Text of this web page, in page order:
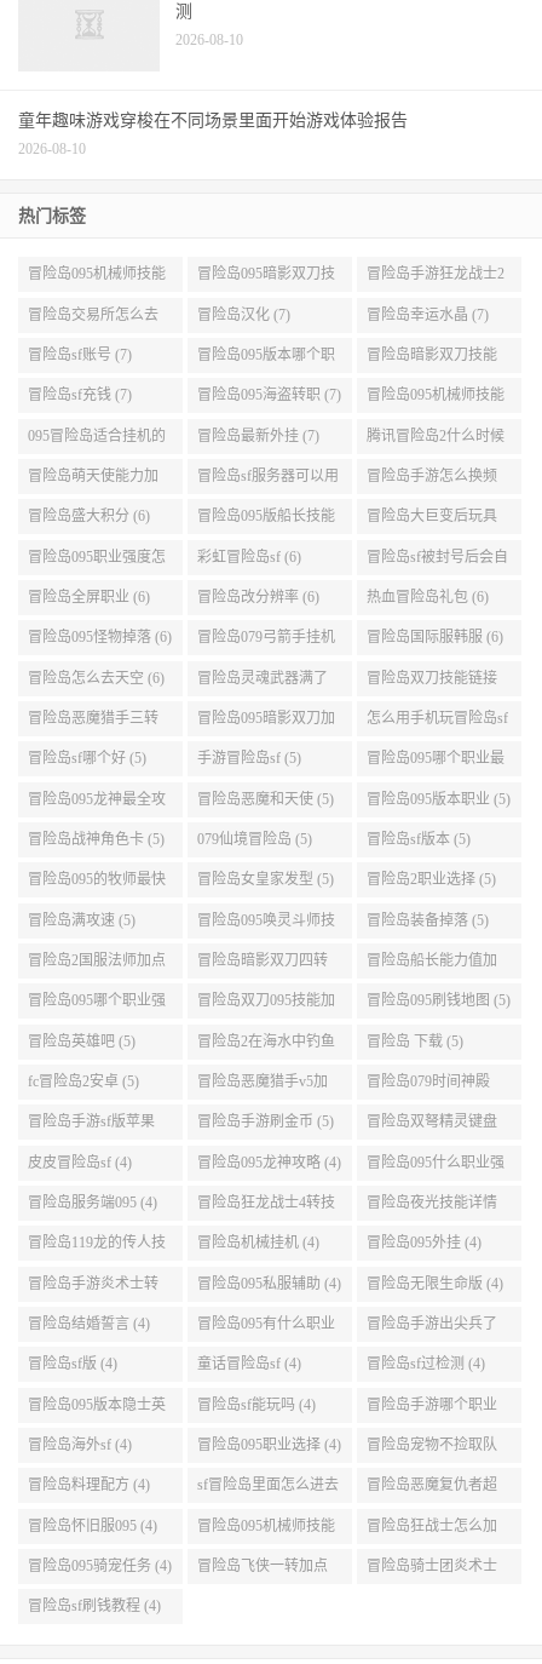
测
2026-08-10
童年趣味游戏穿梭在不同场景里面开始游戏体验报告
2026-08-10
热门标签
冒险岛095机械师技能
展示 (9)
冒险岛095暗影双刀技
能加点 (9)
冒险岛手游狂龙战士2
转 (9)
冒险岛交易所怎么去
(8)
冒险岛汉化 (7) 冒险岛幸运水晶 (7)
冒险岛sf账号 (7) 冒险岛095版本哪个职
业段数高些 (7)
冒险岛暗影双刀技能
加点095版本 (7)
冒险岛sf充钱 (7) 冒险岛095海盗转职 (7) 冒险岛095机械师技能
演示 (7)
095冒险岛适合挂机的
地图 (7)
冒险岛最新外挂 (7) 腾讯冒险岛2什么时候
公测 (7)
冒险岛萌天使能力加
点 (6)
冒险岛sf服务器可以用
自己电脑 (6)
冒险岛手游怎么换频
道 (6)
冒险岛盛大积分 (6) 冒险岛095版船长技能
介绍 (6)
冒险岛大巨变后玩具
城组队任务 (6)
冒险岛095职业强度怎
么选 (6)
彩虹冒险岛sf (6) 冒险岛sf被封号后会自
动关闭电脑 (6)
冒险岛全屏职业 (6) 冒险岛改分辨率 (6) 热血冒险岛礼包 (6)
冒险岛095怪物掉落 (6) 冒险岛079弓箭手挂机
升级的地方 (6)
冒险岛国际服韩服 (6)
冒险岛怎么去天空 (6) 冒险岛灵魂武器满了
(6)
冒险岛双刀技能链接
(5)
冒险岛恶魔猎手三转
技能加点顺序 (5)
冒险岛095暗影双刀加
点 (5)
怎么用手机玩冒险岛sf
(5)
冒险岛sf哪个好 (5) 手游冒险岛sf (5) 冒险岛095哪个职业最
好 (5)
冒险岛095龙神最全攻
略 (5)
冒险岛恶魔和天使 (5) 冒险岛095版本职业 (5)
冒险岛战神角色卡 (5) 079仙境冒险岛 (5) 冒险岛sf版本 (5)
冒险岛095的牧师最快
升级路线 (5)
冒险岛女皇家发型 (5) 冒险岛2职业选择 (5)
冒险岛满攻速 (5) 冒险岛095唤灵斗师技
能介绍 (5)
冒险岛装备掉落 (5)
冒险岛2国服法师加点
(5)
冒险岛暗影双刀四转
任务 (5)
冒险岛船长能力值加
点 (5)
冒险岛095哪个职业强
势 (5)
冒险岛双刀095技能加
点 (5)
冒险岛095刷钱地图 (5)
冒险岛英雄吧 (5) 冒险岛2在海水中钓鱼
(5)
冒险岛 下载 (5)
fc冒险岛2安卓 (5) 冒险岛恶魔猎手v5加
点 (5)
冒险岛079时间神殿
999任务 (5)
冒险岛手游sf版苹果
(5)
冒险岛手游刷金币 (5) 冒险岛双弩精灵键盘
设置 (5)
皮皮冒险岛sf (4) 冒险岛095龙神攻略 (4) 冒险岛095什么职业强
(4)
冒险岛服务端095 (4) 冒险岛狂龙战士4转技
能加点 (4)
冒险岛夜光技能详情
(4)
冒险岛119龙的传人技
能加点 (4)
冒险岛机械挂机 (4) 冒险岛095外挂 (4)
冒险岛手游炎术士转
职 (4)
冒险岛095私服辅助 (4) 冒险岛无限生命版 (4)
冒险岛结婚誓言 (4) 冒险岛095有什么职业
(4)
冒险岛手游出尖兵了
吗 (4)
冒险岛sf版 (4) 童话冒险岛sf (4) 冒险岛sf过检测 (4)
冒险岛095版本隐士英
雄后期玩哪个好 (4)
冒险岛sf能玩吗 (4) 冒险岛手游哪个职业
厉害 (4)
冒险岛海外sf (4) 冒险岛095职业选择 (4) 冒险岛宠物不捡取队
友的东西 (4)
冒险岛料理配方 (4) sf冒险岛里面怎么进去
打扎昆啊 (4)
冒险岛恶魔复仇者超
级技能 (4)
冒险岛怀旧服095 (4) 冒险岛095机械师技能
(4)
冒险岛狂战士怎么加
点 (4)
冒险岛095骑宠任务 (4) 冒险岛飞侠一转加点 冒险岛骑士团炎术士
冒险岛sf刷钱教程 (4)